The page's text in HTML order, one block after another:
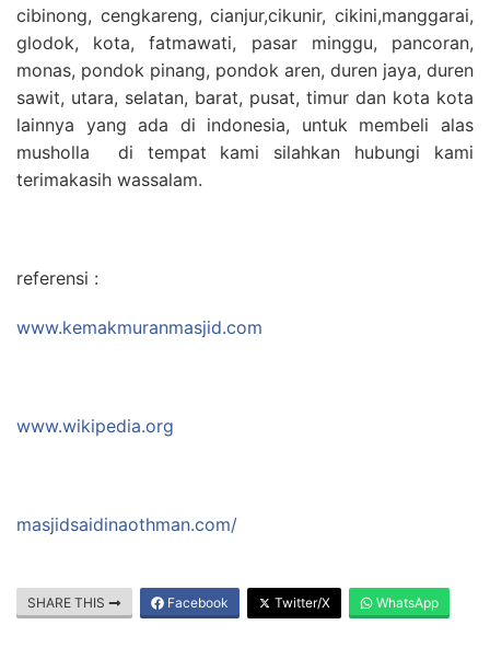
cibinong, cengkareng, cianjur,cikunir, cikini,manggarai,
glodok, kota, fatmawati, pasar minggu, pancoran,
monas, pondok pinang, pondok aren, duren jaya, duren
sawit, utara, selatan, barat, pusat, timur dan kota kota
lainnya yang ada di indonesia, untuk membeli alas
musholla di tempat kami silahkan hubungi kami
terimakasih wassalam.
referensi :
www.kemakmuranmasjid.com
www.wikipedia.org
masjidsaidinaothman.com/
SHARE THIS Facebook Twitter/X WhatsApp